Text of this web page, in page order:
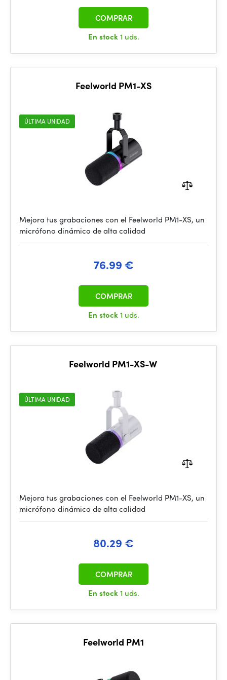
En stock1 uds.
COMPRAR
Feelworld PM1-XS
ÚLTIMA UNIDAD
Mejora tus grabaciones con el Feelworld PM1-XS, un
micrófono dinámico de alta calidad
76.99 €
En stock1 uds.
COMPRAR
Feelworld PM1-XS-W
ÚLTIMA UNIDAD
Mejora tus grabaciones con el Feelworld PM1-XS, un
micrófono dinámico de alta calidad
80.29 €
En stock1 uds.
COMPRAR
Feelworld PM1